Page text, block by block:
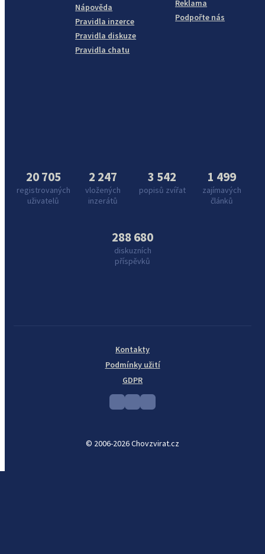
Nápověda
Pravidla inzerce
Pravidla diskuze
Pravidla chatu
Reklama
Podpořte nás
20 705
registrovaných
uživatelů
2 247
vložených
inzerátů
3 542
popisů zvířat
1 499
zajímavých
článků
288 680
diskuzních
příspěvků
© 2006-2026 Chovzvirat.cz
Kontakty
Podmínky užití
GDPR